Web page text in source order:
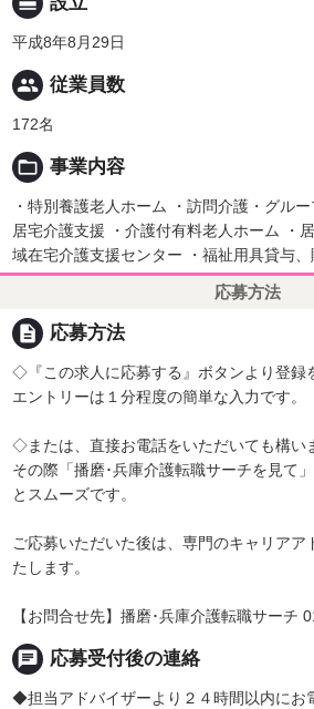
平成8年8月29日
people 従業員数
172名
folder_open 事業内容
・特別養護老人ホーム ・訪問介護・グル
居宅介護支援 ・介護付有料老人ホーム ・
域在宅介護支援センター ・福祉用具貸与、
応募方法
description 応募方法
◇『この求人に応募する』ボタンより登録
エントリーは１分程度の簡単な入力です。
◇または、直接お電話をいただいても構い
その際「播磨･兵庫介護転職サーチを見て
とスムーズです。
ご応募いただいた後は、専門のキャリアア
たします。
【お問合せ先】播磨･兵庫介護転職サーチ
chat 応募受付後の連絡
◆担当アドバイザーより２４時間以内にお